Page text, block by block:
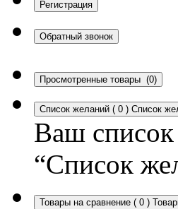
Регистрация
Обратный звонок
Просмотренные товары (0)
Список желаний ( 0 ) Список
Ваш список
“Список
Товары на сравнение ( 0 )